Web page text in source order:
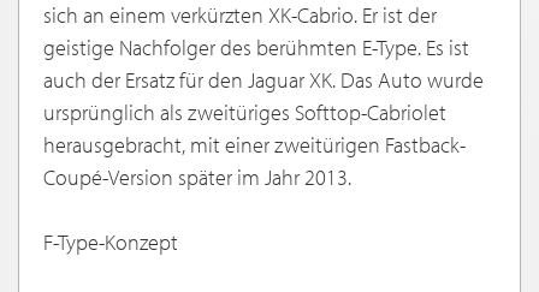
sich an einem verkürzten XK-Cabrio. Er ist der
geistige Nachfolger des berühmten E-Type. Es ist
auch der Ersatz für den Jaguar XK. Das Auto wurde
ursprünglich als zweitüriges Softtop-Cabriolet
herausgebracht, mit einer zweitürigen Fastback-
Coupé-Version später im Jahr 2013.
F-Type-Konzept